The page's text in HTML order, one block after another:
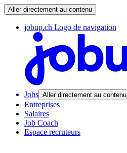
Aller directement au contenu
jobup.ch Logo de navigation
Jobs Aller directement au contenu
Entreprises
Salaires
Job Coach
Espace recruteurs